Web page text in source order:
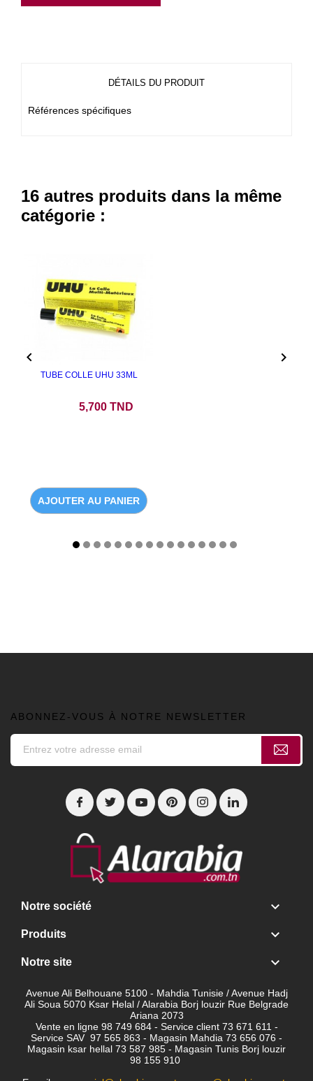
DÉTAILS DU PRODUIT
Références spécifiques
16 autres produits dans la même
catégorie :
TUBE COLLE UHU 33ML
5,700 TND
AJOUTER AU PANIER
 
ABONNEZ-VOUS À NOTRE NEWSLETTER
Notre société 
Produits 
Notre site 
Avenue Ali Belhouane 5100 - Mahdia Tunisie / Avenue Hadj
Ali Soua 5070 Ksar Helal / Alarabia Borj louzir Rue Belgrade
Ariana 2073
Vente en ligne 98 749 684 - Service client 73 671 611 -
Service SAV 97 565 863 - Magasin Mahdia 73 656 076 -
Magasin ksar hellal 73 587 985 - Magasin Tunis Borj louzir
98 155 910